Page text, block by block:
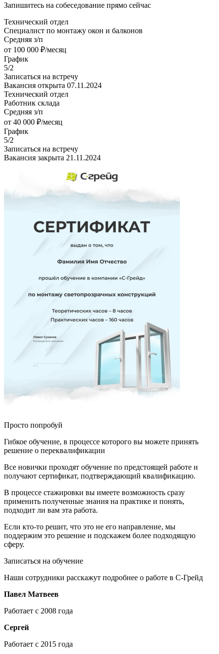
Запишитесь на собеседование прямо сейчас
Технический отдел
Специалист по монтажу окон и балконов
Средняя з/п
от 100 000 ₽/месяц
График
5/2
Записаться на встречу
Вакансия открыта 07.11.2024
Технический отдел
Работник склада
Средняя з/п
от 40 000 ₽/месяц
График
5/2
Записаться на встречу
Вакансия закрыта 21.11.2024
Просто попробуй
Гибкое обучение, в процессе которого вы можете принять
решение о переквалификации
Все новички проходят обучение по предстоящей работе и
получают сертификат, подтверждающий квалификацию.
В процессе стажировки вы имеете возможность сразу
применить полученные знания на практике и понять,
подходит ли вам эта работа.
Если кто-то решит, что это не его направление, мы
поддержим это решение и подскажем более подходящую
сферу.
Записаться на обучение
Наши сотрудники расскажут подробнее о работе в С-Грейд
Павел Матвеев
Работает с 2008 года
Сергей
Работает с 2015 года